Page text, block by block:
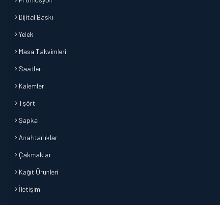
Dijital Baskı
Yelek
Masa Takvimleri
Saatler
Kalemler
Tşört
Şapka
Anahtarlıklar
Çakmaklar
Kağıt Ürünleri
İletişim